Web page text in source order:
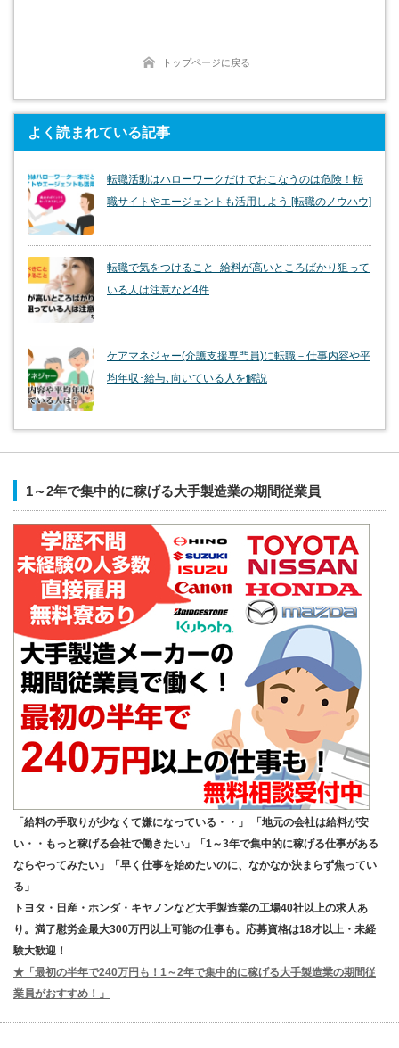
トップページに戻る
よく読まれている記事
転職活動はハローワークだけでおこなうのは危険！転
職サイトやエージェントも活用しよう [転職のノウハウ]
転職で気をつけること- 給料が高いところばかり狙って
いる人は注意など4件
ケアマネジャー(介護支援専門員)に転職－仕事内容や平
均年収･給与､向いている人を解説
1～2年で集中的に稼げる大手製造業の期間従業員
「給料の手取りが少なくて嫌になっている・・」 「地元の会社は給料が安
い・・もっと稼げる会社で働きたい」「1～3年で集中的に稼げる仕事がある
ならやってみたい」「早く仕事を始めたいのに、なかなか決まらず焦ってい
る」
トヨタ・日産・ホンダ・キヤノンなど大手製造業の工場40社以上の求人あ
り。満了慰労金最大300万円以上可能の仕事も。応募資格は18才以上・未経
験大歓迎！
★「最初の半年で240万円も！1～2年で集中的に稼げる大手製造業の期間従
業員がおすすめ！」